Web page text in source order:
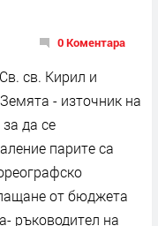
0 Коментара
св. Кирил и
- източник на
да се
парите са
от бюджета
ръководител на